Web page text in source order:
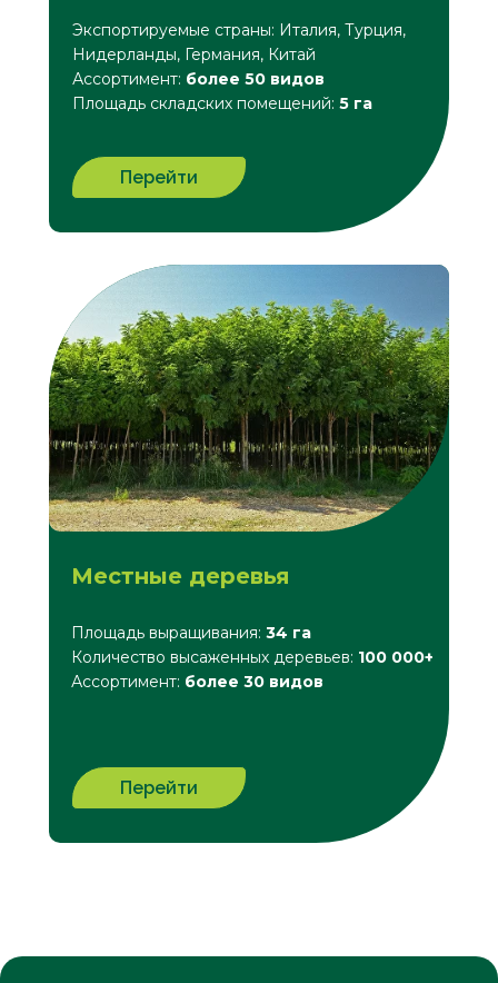
Экспортируемые страны: Италия, Турция,
Нидерланды, Германия, Китай
Ассортимент: более 50 видов
Площадь складских помещений: 5 га
Перейти
Местные деревья
Площадь выращивания: 34 га
Количество высаженных деревьев: 100 000+
Ассортимент: более 30 видов
Перейти